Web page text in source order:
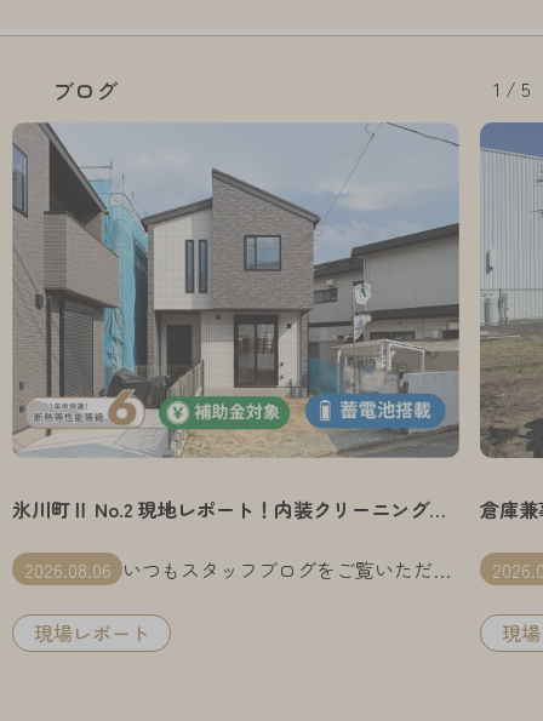
ブログ 1 / 5
氷川町Ⅱ No.2 現地レポート！内装クリーニングが
2026.08.06 いつもスタッフブログをご覧いただき
です。 今回は、直近で内装クリーニン
グが完了した 相模原市中央区「氷川町
Ⅱ No.2」をご紹介します！ ◇周辺環
現場レポート
倉庫
現